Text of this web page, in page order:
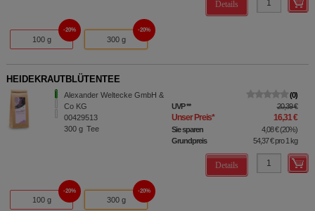
Details
100 g
20%
300 g
20%
HEIDEKRAUTBLÜTENTEE
Alexander Weltecke GmbH &
Co KG
00429513
300 g Tee
0
UVP** 20,39 €
Unser Preis* 16,31 €
Sie sparen 4,08 €(20%)
Grundpreis
54,37 €pro 1 kg
Details
100 g
20%
300 g
20%